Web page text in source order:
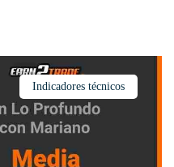
Indicadores técnicos